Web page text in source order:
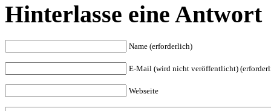
Hinterlasse eine Antwort
Name (erforderlich)
E-Mail (wird nicht veröffentlicht)
Webseite